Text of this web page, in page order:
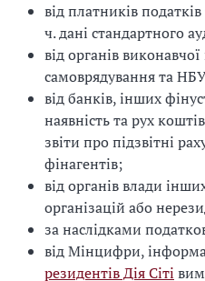
від платників
ч. дані стандартного
від органів
самоврядування та
від банків, інших
наявність та рух
звіти про підзвітні
фінагентів;
від органів влади
організацій або
за наслідками
від Мінцифри,
резидентів Дія Сіті